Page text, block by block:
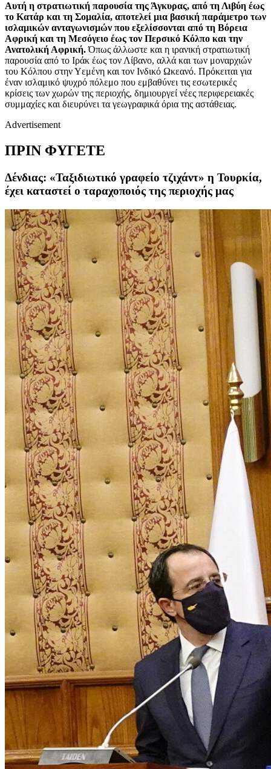
Αυτή η στρατιωτική παρουσία της Άγκυρας, από τη Λιβύη έως
το Κατάρ και τη Σομαλία, αποτελεί μια βασική παράμετρο των
ισλαμικών ανταγωνισμών που εξελίσσονται από τη Βόρεια
Αφρική και τη Μεσόγειο έως τον Περσικό Κόλπο και την
Ανατολική Αφρική.Όπως άλλωστε και η ιρανική στρατιωτική
παρουσία από το Ιράκ έως τον Λίβανο, αλλά και των μοναρχιών
του Κόλπου στην Υεμένη και τον Ινδικό Ωκεανό. Πρόκειται για
έναν ισλαμικό ψυχρό πόλεμο που εμβαθύνει τις εσωτερικές
κρίσεις των χωρών της περιοχής, δημιουργεί νέες περιφερειακές
συμμαχίες και διευρύνει τα γεωγραφικά όρια της αστάθειας.
Advertisement
ΠΡΙΝ ΦΥΓΕΤΕ
Δένδιας: «Ταξιδιωτικό γραφείο τζιχάντ» η Τουρκία,
έχει καταστεί ο ταραχοποιός της περιοχής μας